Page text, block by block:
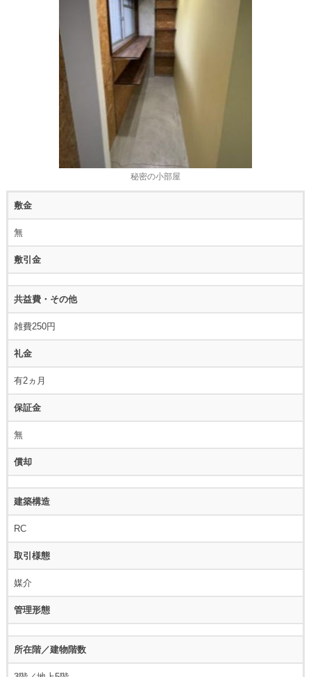
秘密の小部屋
敷金
無
敷引金
共益費・その他
雑費250円
礼金
有2ヵ月
保証金
無
償却
建築構造
RC
取引様態
媒介
管理形態
所在階／建物階数